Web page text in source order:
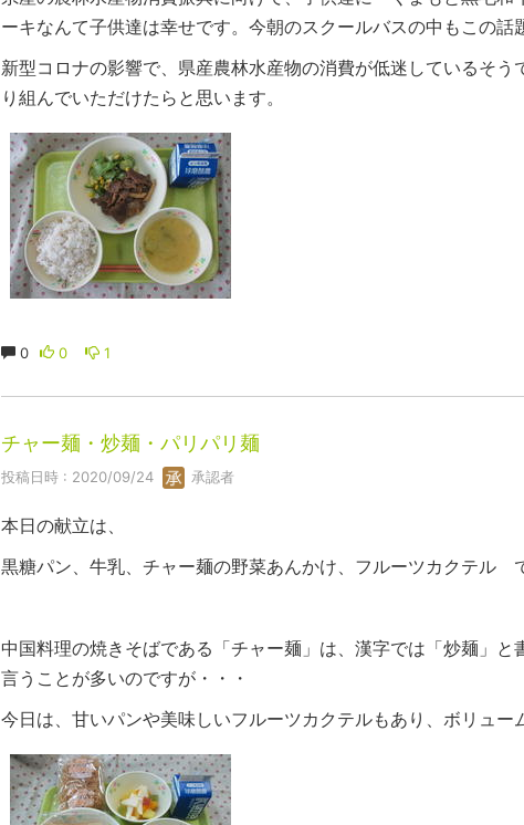
ーキなんて子供達は幸せです。今朝のスクールバスの中もこの話
新型コロナの影響で、県産農林水産物の消費が低迷しているそ
り組んでいただけたらと思います。
0 0 1
チャー麺・炒麺・パリパリ麺
投稿日時 : 2020/09/24 承認者
本日の献立は、
黒糖パン、牛乳、チャー麺の野菜あんかけ、フルーツカクテル
中国料理の焼きそばである「チャー麺」は、漢字では「炒麺」
言うことが多いのですが・・・
今日は、甘いパンや美味しいフルーツカクテルもあり、ボリュー